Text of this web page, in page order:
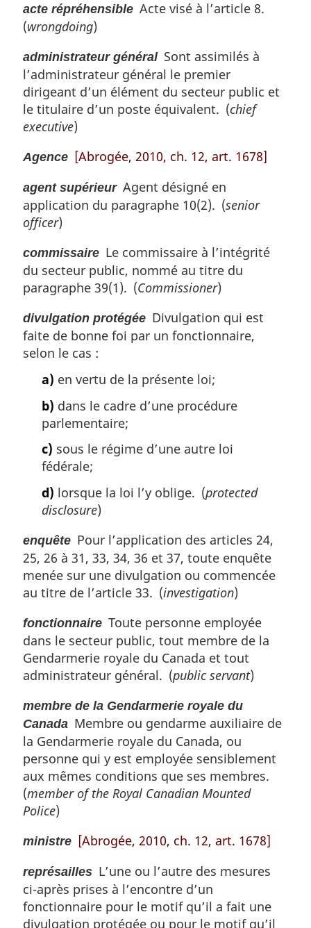
:
a
r
i
n
a
l
e
:
acte répréhensible Acte visé à l’article 8.
(wrongdoing)
administrateur généralSont assimilés à
l’administrateur général le premier
dirigeant d’un élément du secteur public et
le titulaire d’un poste équivalent. (chief
executive)
Agence [Abrogée, 2010, ch. 12, art. 1678]
agent supérieurAgent désigné en
application du paragraphe 10(2). (senior
officer)
commissaire Le commissaire à l’intégrité
du secteur public, nommé au titre du
paragraphe 39(1). (Commissioner)
divulgation protégée Divulgation qui est
faite de bonne foi par un fonctionnaire,
selon le cas :
a) en vertu de la présente loi;
b) dans le cadre d’une procédure
parlementaire;
c) sous le régime d’une autre loi
fédérale;
d) lorsque la loi l’y oblige. (protected
disclosure)
enquête Pour l’application des articles 24,
25, 26 à 31, 33, 34, 36 et 37, toute enquête
menée sur une divulgation ou commencée
au titre de l’article 33. (investigation)
fonctionnaire Toute personne employée
dans le secteur public, tout membre de la
Gendarmerie royale du Canada et tout
administrateur général. (public servant)
membre de la Gendarmerie royale du
Canada Membre ou gendarme auxiliaire de
la Gendarmerie royale du Canada, ou
personne qui y est employée sensiblement
aux mêmes conditions que ses membres.
(member of the Royal Canadian Mounted
Police)
ministre [Abrogée, 2010, ch. 12, art. 1678]
représailles L’une ou l’autre des mesures
ci-après prises à l’encontre d’un
fonctionnaire pour le motif qu’il a fait une
divulgation protégée ou pour le motif qu’il